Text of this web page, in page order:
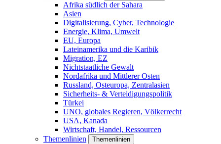
Afrika südlich der Sahara
Asien
Digitalisierung, Cyber, Technologie
Energie, Klima, Umwelt
EU, Europa
Lateinamerika und die Karibik
Migration, EZ
Nichtstaatliche Gewalt
Nordafrika und Mittlerer Osten
Russland, Osteuropa, Zentralasien
Sicherheits- & Verteidigungspolitik
Türkei
UNO, globales Regieren, Völkerrecht
USA, Kanada
Wirtschaft, Handel, Ressourcen
Themenlinien
Themenlinien